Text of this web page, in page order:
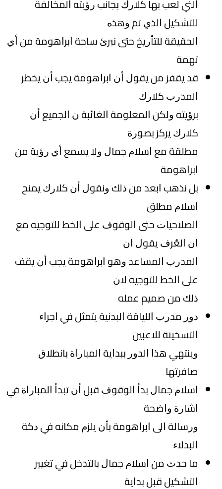
ﺍﻟﺘﻲ ﻟﻌﺐ ﺑﻬﺎ ﻛﻼﺭﻙ ﺑﺠﺎﻧﺐ ﺭﺅﻳﺘﻪ ﺍﻟﻤﺨﺎﻟﻔﺔ
ﻟﻠﺘﺸﻜﻴﻞ ﺍﻟﺬﻱ ﺗﻢ ﻭﻫﺬﻩ
ﺍﻟﺤﻘﻴﻘﺔ ﻟﻠﺘﺄﺭﻳﺦ ﺣﺘﻰ ﻧﺒﺮﺉ ﺳﺎﺣﺔ ﺍﺑﺮﺍﻫﻮﻣﺔ ﻣﻦ ﺃﻱ
ﺗﻬﻤﺔ
ﻗﺪ ﻳﻘﻔﺰ ﻣﻦ ﻳﻘﻮﻝ ﺃﻥ ﺍﺑﺮﺍﻫﻮﻣﺔ ﻳﺠﺐ ﺃﻥ ﻳﺨﻄﺮ
ﺍﻟﻤﺪﺭﺏ ﻛﻼﺭﻙ
ﺑﺮﺅﻳﺘﻪ ﻭﻟﻜﻦ ﺍﻟﻤﻌﻠﻮﻣﺔ ﺍﻟﻐﺎﺋﺒﺔ ﻥ ﺍﻟﺠﻤﻴﻊ ﺃﻥ
ﻛﻼﺭﻙ ﻳﺮﻛﺰ ﺑﺼﻮﺭﺓ
ﻣﻄﻠﻘﺔ ﻣﻊ ﺍﺳﻼﻡ ﺟﻤﺎﻝ ﻭﻻ ﻳﺴﻤﻊ ﺃﻱ ﺭﺅﻳﺔ ﻣﻦ
ﺍﺑﺮﺍﻫﻮﻣﺔ
ﺑﻞ ﻧﺬﻫﺐ ﺍﺑﻌﺪ ﻣﻦ ﺫﻟﻚ ﻭﻧﻘﻮﻝ ﺃﻥ ﻛﻼﺭﻙ ﻳﻤﻨﺢ
ﺍﺳﻼﻡ ﻣﻄﻠﻖ
ﺍﻟﺼﻼﺣﻴﺎﺕ ﺣﺘﻰ ﺍﻟﻮﻗﻮﻑ ﻋﻠﻰ ﺍﻟﺨﻂ ﻟﻠﺘﻮﺟﻴﻪ ﻣﻊ
ﺍﻥ ﺍﻟﻌُﺮﻑ ﻳﻘﻮﻝ ﺍﻥ
ﺍﻟﻤﺪﺭﺏ ﺍﻟﻤﺴﺎﻋﺪ ﻭﻫﻮ ﺍﺑﺮﺍﻫﻮﻣﺔ ﻳﺠﺐ ﺃﻥ ﻳﻘﻒ
ﻋﻠﻰ ﺍﻟﺨﻂ ﻟﻠﺘﻮﺟﻴﻪ ﻻﻥ
ﺫﻟﻚ ﻣﻦ ﺻﻤﻴﻢ ﻋﻤﻠﻪ
ﺩﻭﺭ ﻣﺪﺭﺏ ﺍﻟﻠﻴﺎﻗﺔ ﺍﻟﺒﺪﻧﻴﺔ ﻳﺘﻤﺜﻞ ﻓﻲ ﺍﺟﺮﺍﺀ
ﺍﻟﺘﺴﺨﻴﻨﺔ ﻟﻼﻋﺒﻴﻦ
ﻭﻳﻨﺘﻬﻲ ﻫﺬﺍ ﺍﻟﺪﻭﺭ ﺑﺒﺪﺍﻳﺔ ﺍﻟﻤﺒﺎﺭﺍﺓ ﺑﺎﻧﻄﻼﻕ
ﺻﺎﻓﺮﺗﻬﺎ
ﺍﺳﻼﻡ ﺟﻤﺎﻝ ﺑﺪﺃ ﺍﻟﻮﻗﻮﻑ ﻗﺒﻞ ﺃﻥ ﺗﺒﺪﺃ ﺍﻟﻤﺒﺎﺭﺍﺓ ﻓﻲ
ﺍﺷﺎﺭﺓ ﻭﺍﺿﺤﺔ
ﻭﺭﺳﺎﻟﺔ ﺍﻟﻰ ﺍﺑﺮﺍﻫﻮﻣﺔ ﺑﺄﻥ ﻳﻠﺰﻡ ﻣﻜﺎﻧﻪ ﻓﻲ ﺩﻛﺔ
ﺍﻟﺒﺪﻻﺀ
ﻣﺎ ﺣﺪﺙ ﻣﻦ ﺍﺳﻼﻡ ﺟﻤﺎﻝ ﺑﺎﻟﺘﺪﺧﻞ ﻓﻲ ﺗﻐﻴﻴﺮ
ﺍﻟﺘﺸﻜﻴﻞ ﻗﺒﻞ ﺑﺪﺍﻳﺔ